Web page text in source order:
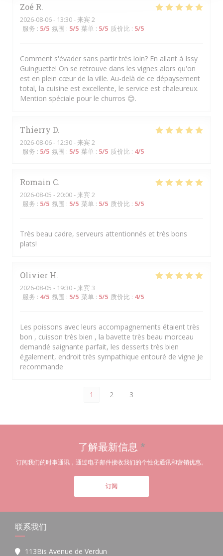
Zoé R
2026-08-06- 13:30 - 来宾 2
服务 : 5/5 氛围 : 5/5 菜单 : 5/5 质价比 : 5/5
Comment s'évader sans partir très loin? En allant à Issy
Guinguette! On se retrouve dans les vignes alors qu'on
est en plein cœur de la ville. Au-delà de ce dépaysement
total, la cuisine est excellente, le service est chaleureux.
Mention spéciale pour le churros 😊.
Thierry D
2026-08-06- 12:30 - 来宾 2
服务 : 5/5 氛围 : 5/5 菜单 : 5/5 质价比 : 4/5
Romain C
2026-08-05 - 20:00 - 来宾 2
服务 : 5/5 氛围 : 5/5 菜单 : 5/5 质价比 : 5/5
Très beau cadre, serveurs attentionnés et très bons
plats!
Olivier H
2026-08-05 - 19:30 - 来宾 3
服务 : 4/5 氛围 : 5/5 菜单 : 5/5 质价比 : 4/5
Les poissons avec leurs accompagnements étaient très
bon , cuisson très bien , la bavette très beau morceau
demandé saignante parfait, les desserts très bien
également, endroit très sympathique entouré de vigne Je
recommande
1 2 3
了解最新信息 *
订阅我们的时事通讯，通过电子邮件接收我们的个性化通讯和营销优惠。
订阅
联系我们
113Bis Avenue de Verdun